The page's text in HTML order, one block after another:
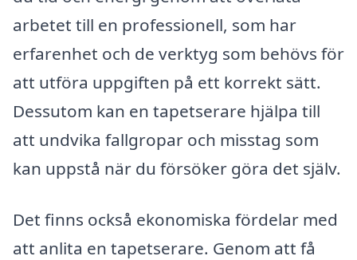
arbetet till en professionell, som har
erfarenhet och de verktyg som behövs för
att utföra uppgiften på ett korrekt sätt.
Dessutom kan en tapetserare hjälpa till
att undvika fallgropar och misstag som
kan uppstå när du försöker göra det själv.
Det finns också ekonomiska fördelar med
att anlita en tapetserare. Genom att få